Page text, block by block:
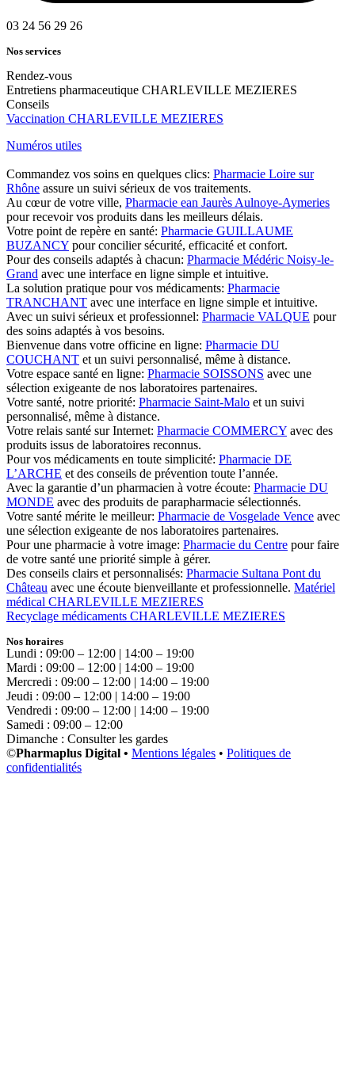
03 24 56 29 26
Nos services
Rendez-vous
Entretiens pharmaceutique CHARLEVILLE MEZIERES
Conseils
Vaccination CHARLEVILLE MEZIERES
Numéros utiles
Commandez vos soins en quelques clics: Pharmacie Loire sur
Rhône assure un suivi sérieux de vos traitements.
Au cœur de votre ville, Pharmacie ean Jaurès Aulnoye-Aymeries
pour recevoir vos produits dans les meilleurs délais.
Votre point de repère en santé: Pharmacie GUILLAUME
BUZANCY pour concilier sécurité, efficacité et confort.
Pour des conseils adaptés à chacun: Pharmacie Médéric Noisy-le-
Grand avec une interface en ligne simple et intuitive.
La solution pratique pour vos médicaments: Pharmacie
TRANCHANT avec une interface en ligne simple et intuitive.
Avec un suivi sérieux et professionnel: Pharmacie VALQUE pour
des soins adaptés à vos besoins.
Bienvenue dans votre officine en ligne: Pharmacie DU
COUCHANT et un suivi personnalisé, même à distance.
Votre espace santé en ligne: Pharmacie SOISSONS avec une
sélection exigeante de nos laboratoires partenaires.
Votre santé, notre priorité: Pharmacie Saint-Malo et un suivi
personnalisé, même à distance.
Votre relais santé sur Internet: Pharmacie COMMERCY avec des
produits issus de laboratoires reconnus.
Pour vos médicaments en toute simplicité: Pharmacie DE
L’ARCHE et des conseils de prévention toute l’année.
Avec la garantie d’un pharmacien à votre écoute: Pharmacie DU
MONDE avec des produits de parapharmacie sélectionnés.
Votre santé mérite le meilleur: Pharmacie de Vosgelade Vence avec
une sélection exigeante de nos laboratoires partenaires.
Pour une pharmacie à votre image: Pharmacie du Centre pour faire
de votre santé une priorité simple à gérer.
Des conseils clairs et personnalisés: Pharmacie Sultana Pont du
Château avec une écoute bienveillante et professionnelle. Matériel
médical CHARLEVILLE MEZIERES
Recyclage médicaments CHARLEVILLE MEZIERES
Nos horaires
Lundi : 09:00 – 12:00 | 14:00 – 19:00
Mardi : 09:00 – 12:00 | 14:00 – 19:00
Mercredi : 09:00 – 12:00 | 14:00 – 19:00
Jeudi : 09:00 – 12:00 | 14:00 – 19:00
Vendredi : 09:00 – 12:00 | 14:00 – 19:00
Samedi : 09:00 – 12:00
Dimanche : Consulter les gardes
©Pharmaplus Digital • Mentions légales • Politiques de
confidentialités